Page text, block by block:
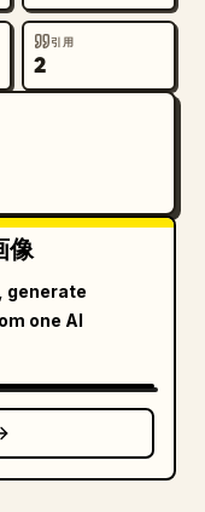
引用
2
像
generate
one AI